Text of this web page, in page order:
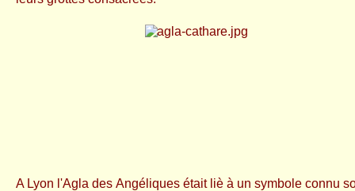
A Lyon l'Agla des Angéliques était liè à un symbole connu